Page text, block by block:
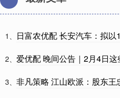
1、 日富农优配 长安汽车：拟
2、 爱优配 晚间公告｜2月4日
3、 非凡策略 江山欧派：股东